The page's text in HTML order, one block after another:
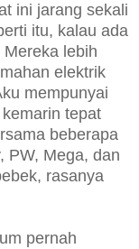
ini jarang sekali
itu, kalau ada
lebih
elektrik
mempunyai
tepat
beberapa
PW, Mega, dan
rasanya
pernah